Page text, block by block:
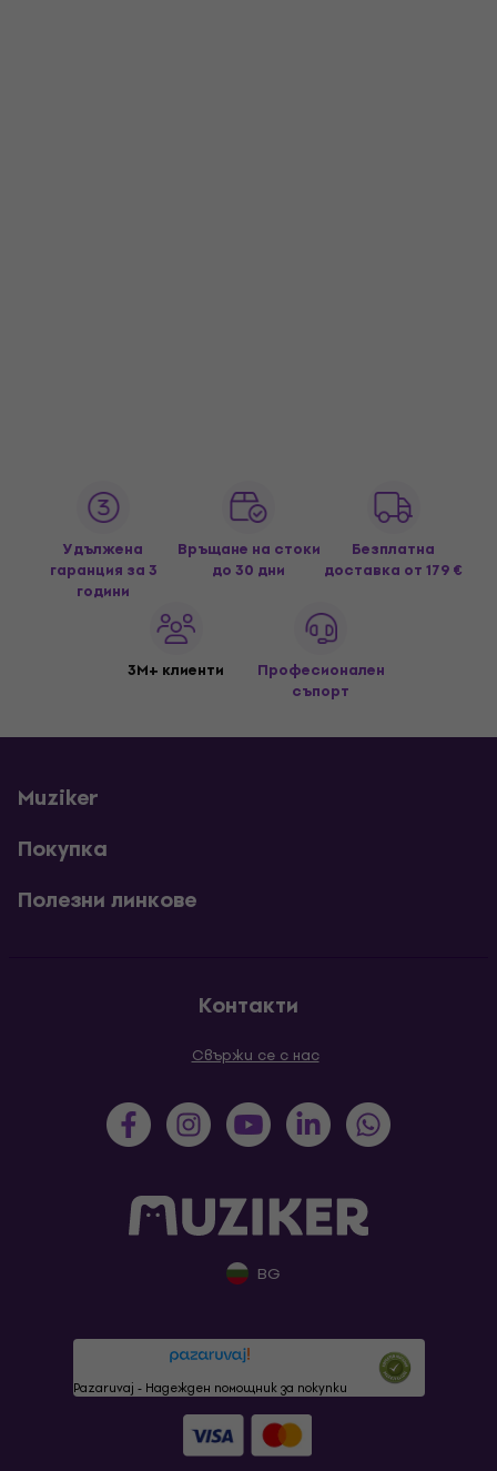
Удължена
гаранция за 3
години
Връщане на стоки
до 30 дни
Безплатна
доставка от 179 €
3M+ клиенти
Професионален
съпорт
Muziker
Покупка
Полезни линкове
Контакти
Свържи се с нас
BG
Pazaruvaj - Надежден помощник за покупки